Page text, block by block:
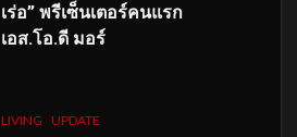
เร่อ” พรีเซ็นเตอร์คนแรก
เอส.โอ.ดี มอร์
LIVING UPDATE